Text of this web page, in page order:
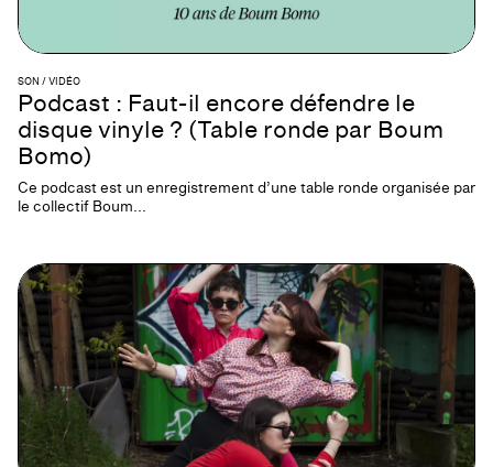
SON / VIDÉO
Podcast : Faut-il encore défendre le
disque vinyle ? (Table ronde par Boum
Bomo)
Ce podcast est un enregistrement d’une table ronde organisée par
le collectif Boum...